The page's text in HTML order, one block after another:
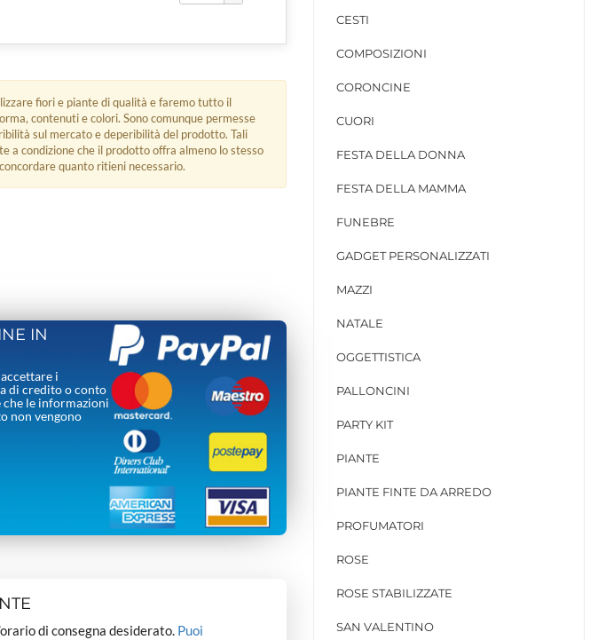
fiori e piante di qualità e faremo tutto il
contenuti e colori. Sono comunque permesse
sul mercato e deperibilità del prodotto. Tali
a condizione che il prodotto offra almeno lo stesso
quanto ritieni necessario.
IN
i
di credito o conto
che le informazioni
non vengono
di consegna desiderato. Puoi
CESTI
COMPOSIZIONI
CORONCINE
CUORI
FESTA DELLA DONNA
FESTA DELLA MAMMA
FUNEBRE
GADGET PERSONALIZZATI
MAZZI
NATALE
OGGETTISTICA
PALLONCINI
PARTY KIT
PIANTE
PIANTE FINTE DA ARREDO
PROFUMATORI
ROSE
ROSE STABILIZZATE
SAN VALENTINO